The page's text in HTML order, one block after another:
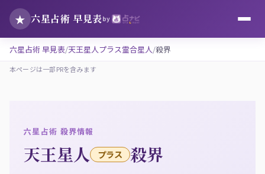
★ 六星占術 早見表by
六星占術 早見表 天王星人プラス霊合星人 殺界
本ページは一部PRを含みます
六星占術 殺界情報
天王星人 プラス 殺界